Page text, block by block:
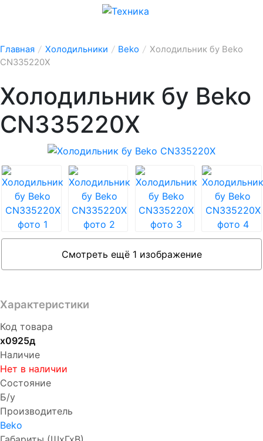
Главная / Холодильники / Beko / Холодильник бу Beko
CN335220X
Холодильник бу Beko
CN335220X
Смотреть ещё 1 изображение
Характеристики
Код товара
х0925д
Наличие
Нет в наличии
Состояние
Б/у
Производитель
Beko